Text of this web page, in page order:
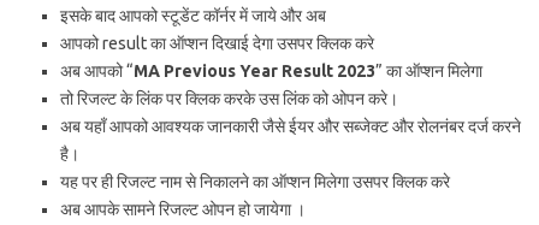
इसके बाद आपको स्टूडेंट कॉर्नर में जाये और अब
आपको result का ऑप्शन दिखाई देगा उसपर क्लिक करे
अब आपको “MA Previous Year Result 2023” का ऑप्शन मिलेगा
तो रिजल्ट के लिंक पर क्लिक करके उस लिंक को ओपन करे।
अब यहाँ आपको आवश्यक जानकारी जैसे ईयर और सब्जेक्ट और रोलनंबर दर्ज करने
है।
यह पर ही रिजल्ट नाम से निकालने का ऑप्शन मिलेगा उसपर क्लिक करे
अब आपके सामने रिजल्ट ओपन हो जायेगा ।